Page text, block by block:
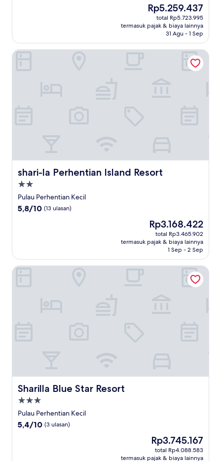
ulasan)
Harga
sekarang
Rp5.259.437
Rp5.259.437
total Rp5.723.995
termasuk pajak & biaya lainnya
31 Agu - 1 Sep
shari-la Perhentian Island Resort
shari-la Perhentian Island Resort
Properti
bintang
2.0
Pulau Perhentian Kecil
5.8
5,8/10 (13 ulasan)
Harga
sekarang
Rp3.168.422
Rp3.168.422
total Rp3.465.902
termasuk pajak & biaya lainnya
1 Sep - 2 Sep
shari-la Perhentian Island Resort
Sharilla Blue Star Resort
Sharilla Blue Star Resort
Properti
bintang
3.0
Pulau Perhentian Kecil
5.4
5,4/10 (3 ulasan)
Harga
sekarang
Rp3.745.167
Rp3.745.167
total Rp4.088.583
termasuk pajak & biaya lainnya
Sharilla Blue Star Resort